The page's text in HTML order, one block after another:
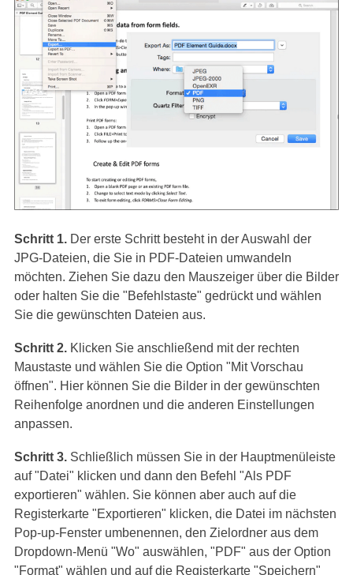
Schritt 1.Der erste Schritt besteht in der Auswahl der
JPG-Dateien, die Sie in PDF-Dateien umwandeln
möchten. Ziehen Sie dazu den Mauszeiger über die Bilder
oder halten Sie die "Befehlstaste" gedrückt und wählen
Sie die gewünschten Dateien aus.
Schritt 2.Klicken Sie anschließend mit der rechten
Maustaste und wählen Sie die Option "Mit Vorschau
öffnen". Hier können Sie die Bilder in der gewünschten
Reihenfolge anordnen und die anderen Einstellungen
anpassen.
Schritt 3.Schließlich müssen Sie in der Hauptmenüleiste
auf "Datei" klicken und dann den Befehl "Als PDF
exportieren" wählen. Sie können aber auch auf die
Registerkarte "Exportieren" klicken, die Datei im nächsten
Pop-up-Fenster umbenennen, den Zielordner aus dem
Dropdown-Menü "Wo" auswählen, "PDF" aus der Option
"Format" wählen und auf die Registerkarte "Speichern"